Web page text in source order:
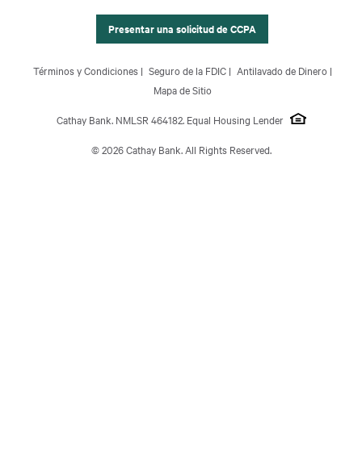
Acerca de Nosotros
Presentar una solicitud de CCPA
Footer Site Map
Términos y Condiciones Seguro de la FDIC
Antilavado de Dinero
Mapa de Sitio
Cathay Bank. NMLSR 464182. Equal Housing Lender
© 2026 Cathay Bank. All Rights Reserved.